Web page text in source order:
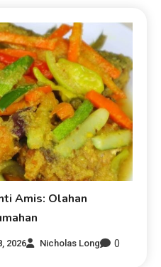
Amis: Olahan
2026 Nicholas Long 0